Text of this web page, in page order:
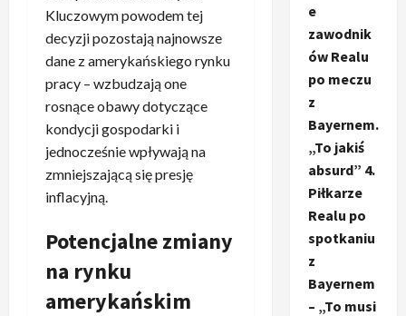
Kluczowym powodem tej
decyzji pozostają najnowsze
dane z amerykańskiego rynku
pracy – wzbudzają one
rosnące obawy dotyczące
kondycji gospodarki i
jednocześnie wpływają na
zmniejszającą się presję
inflacyjną.
Potencjalne zmiany
na rynku
amerykańskim
e
zawodnik
ów Realu
po meczu
z
Bayernem.
„To jakiś
absurd” 4.
Piłkarze
Realu po
spotkaniu
z
Bayernem
– „To musi